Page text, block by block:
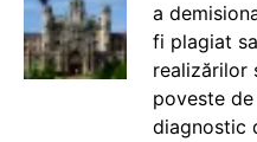
a
fi plagiat
realizărilor
poveste
diagnostic